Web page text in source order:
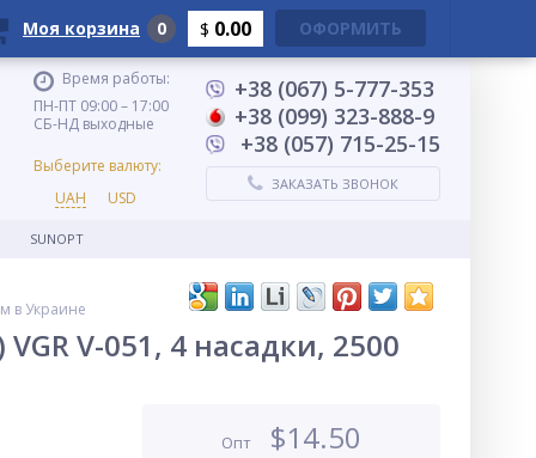
Время работы:
ПН-ПТ 09:00 – 17:00
СБ-НД выходные
Выберите валюту:
UAH
USD
+38 (067) 5-777-353
+38 (099) 323-888-9
+38 (057) 715-25-15
ЗАКАЗАТЬ ЗВОНОК
SUNOPT
в Украине
V-051, 4 насадки, 2500
Опт $14.50
Моя корзина 0 $ 0.00 ОФОРМИТЬ